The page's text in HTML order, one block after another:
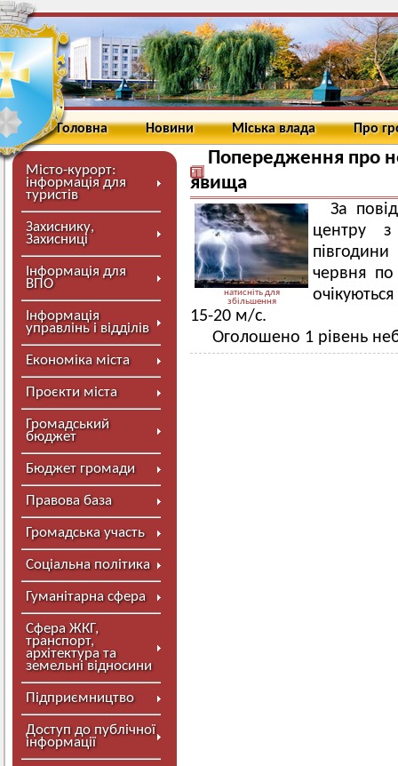
Головна Новини Міська влада Про
Місто-курорт:
інформація для
туристів
Захиснику,
Захисниці
Інформація для
ВПО
Інформація
управлінь і відділів
Економіка міста
Проєкти міста
Громадський
бюджет
Бюджет громади
Правова база
Громадська участь
Соціальна політика
Гуманітарна сфера
Сфера ЖКГ,
транспорт,
архітектура та
земельні відносини
Підприємництво
Доступ до публічної
інформації
Попередження про
явища
натисніть для
збільшення
За
центру з
червня по
15-20 м/с.
Оголошено 1 рівень